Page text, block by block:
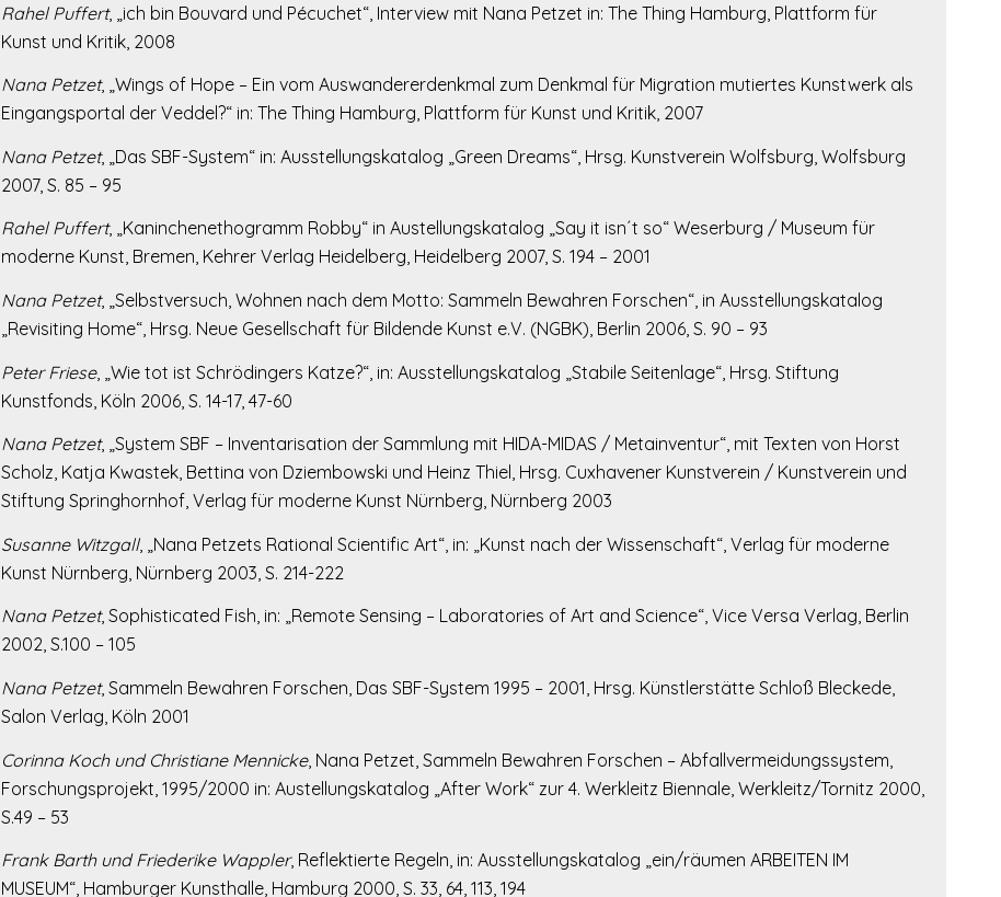
Rahel Puffert, „ich bin Bouvard und Pécuchet“, Interview mit Nana Petzet in: The Thing Hamburg, Plattform für
Kunst und Kritik, 2008
Nana Petzet, „Wings of Hope – Ein vom Auswandererdenkmal zum Denkmal für Migration mutiertes Kunstwerk als
Eingangsportal der Veddel?“ in: The Thing Hamburg, Plattform für Kunst und Kritik, 2007
Nana Petzet, „Das SBF-System“ in: Ausstellungskatalog „Green Dreams“, Hrsg. Kunstverein Wolfsburg, Wolfsburg
2007, S. 85 – 95
Rahel Puffert, „Kaninchenethogramm Robby“ in Austellungskatalog „Say it isn´t so“ Weserburg / Museum für
moderne Kunst, Bremen, Kehrer Verlag Heidelberg, Heidelberg 2007, S. 194 – 2001
Nana Petzet, „Selbstversuch, Wohnen nach dem Motto: Sammeln Bewahren Forschen“, in Ausstellungskatalog
„Revisiting Home“, Hrsg. Neue Gesellschaft für Bildende Kunst e.V. (NGBK), Berlin 2006, S. 90 – 93
Peter Friese, „Wie tot ist Schrödingers Katze?“, in: Ausstellungskatalog „Stabile Seitenlage“, Hrsg. Stiftung
Kunstfonds, Köln 2006, S. 14-17, 47-60
Nana Petzet, „System SBF – Inventarisation der Sammlung mit HIDA-MIDAS / Metainventur“, mit Texten von Horst
Scholz, Katja Kwastek, Bettina von Dziembowski und Heinz Thiel, Hrsg. Cuxhavener Kunstverein / Kunstverein und
Stiftung Springhornhof, Verlag für moderne Kunst Nürnberg, Nürnberg 2003
Susanne Witzgall, „Nana Petzets Rational Scientific Art“, in: „Kunst nach der Wissenschaft“, Verlag für moderne
Kunst Nürnberg, Nürnberg 2003, S. 214-222
Nana Petzet, Sophisticated Fish, in: „Remote Sensing – Laboratories of Art and Science“, Vice Versa Verlag, Berlin
2002, S.100 – 105
Nana Petzet, Sammeln Bewahren Forschen, Das SBF-System 1995 – 2001, Hrsg. Künstlerstätte Schloß Bleckede,
Salon Verlag, Köln 2001
Corinna Koch und Christiane Mennicke, Nana Petzet, Sammeln Bewahren Forschen – Abfallvermeidungssystem,
Forschungsprojekt, 1995/2000 in: Austellungskatalog „After Work“ zur 4. Werkleitz Biennale, Werkleitz/Tornitz 2000,
S.49 – 53
Frank Barth und Friederike Wappler, Reflektierte Regeln, in: Ausstellungskatalog „ein/räumen ARBEITEN IM
MUSEUM“, Hamburger Kunsthalle, Hamburg 2000, S. 33, 64, 113, 194